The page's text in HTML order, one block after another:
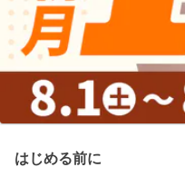
はじめる前に